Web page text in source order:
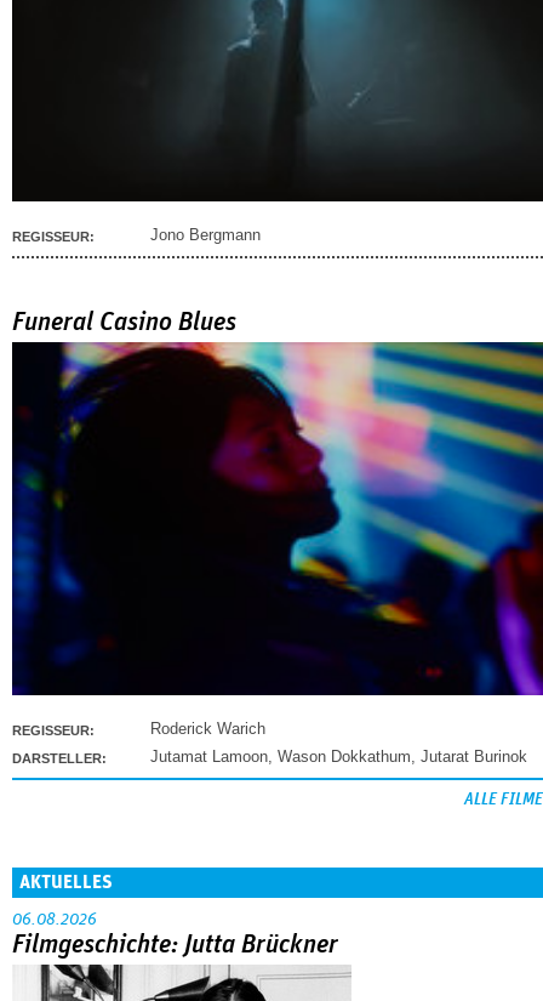
REGISSEUR: Jono Bergmann
Funeral Casino Blues
REGISSEUR: Roderick Warich
DARSTELLER: Jutamat Lamoon, Wason Dokkathum, Jutarat Burinok
ALLE FILME
AKTUELLES
06.08.2026
Filmgeschichte: Jutta Brückner